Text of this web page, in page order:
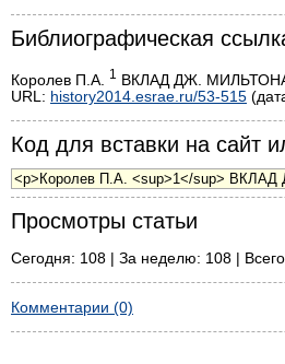
Библиографическая
Королев П.А. 1
ВКЛАД ДЖ. МИЛЬТОНА
URL: history2014.esrae.ru/53-515
Код для вставки на сайт
Просмотры статьи
Сегодня: 108 | За неделю: 108 |
Комментарии (0)